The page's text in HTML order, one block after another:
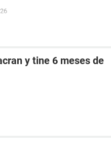
y tine 6 meses de